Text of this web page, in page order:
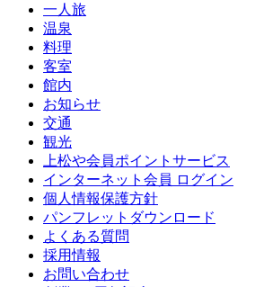
一人旅
温泉
料理
客室
館内
お知らせ
交通
観光
上松や会員ポイントサービス
インターネット会員 ログイン
個人情報保護方針
パンフレットダウンロード
よくある質問
採用情報
お問い合わせ